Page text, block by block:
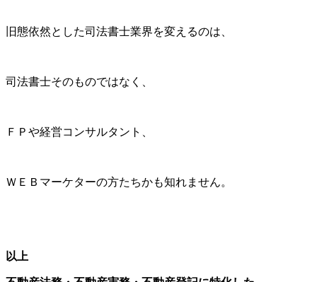
旧態依然とした司法書士業界を変えるのは、
司法書士そのものではなく、
ＦＰや経営コンサルタント、
ＷＥＢマーケターの方たちかも知れません。
以上